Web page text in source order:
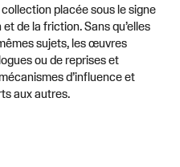
placée sous le signe
de la friction. Sans qu’elles
sujets, les œuvres
ou de reprises et
d’influence et
aux autres.